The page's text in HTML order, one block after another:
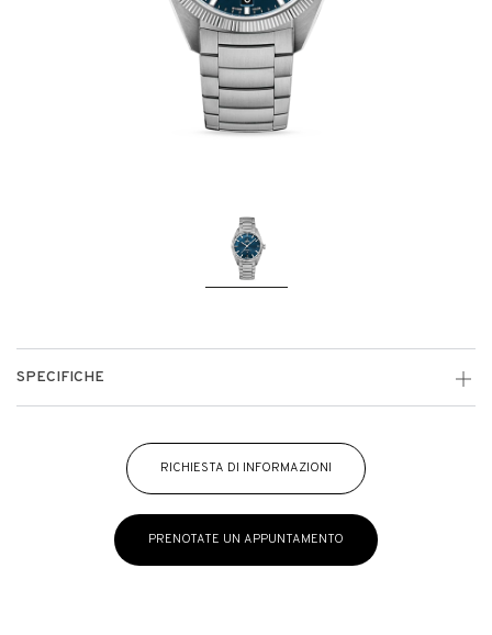
SPECIFICHE
RICHIESTA DI INFORMAZIONI
PRENOTATE UN APPUNTAMENTO